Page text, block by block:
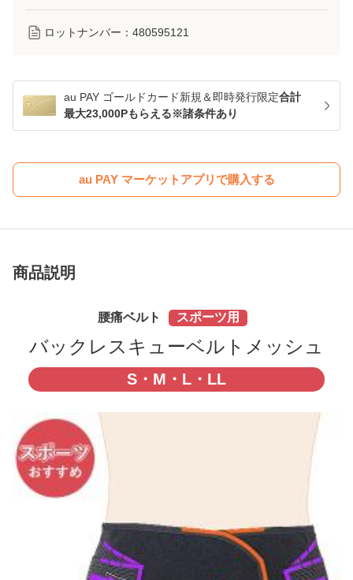
ロットナンバー： 480595121
au PAY ゴールドカード新規＆即時発行限定合計
最大23,000Pもらえる※諸条件あり
au PAY マーケットアプリで購入する
商品説明
腰痛ベルト スポーツ用
バックレスキューベルトメッシュ
S・M・L・LL